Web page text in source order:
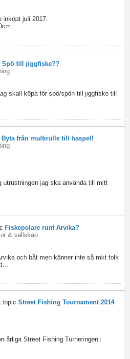
inköpt juli 2017.
Spö till jiggfiske??
skall köpa för spö/spön till jiggfiske till
Byta från multirulle till haspel!
utrustningen jag ska använda till mitt
Fiskepolare runt Arvika?
& sällskap
och båt men känner inte så mkt folk
topic Street Fishing Tournament 2014
årliga Street Fishing Turneringen i